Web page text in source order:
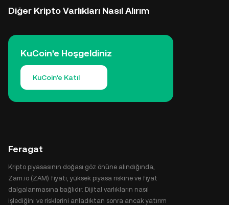
Diğer Kripto Varlıkları Nasıl Alırım
KuCoin'e Hoşgeldiniz
KuCoin'e Katıl
Feragat
Kripto piyasasının doğası göz önüne alındığında,
Zam.io (ZAM) fiyatı, yüksek piyasa riskine ve fiyat
dalgalanmasına bağlıdır. Dijital varlıkların nasıl
işlediğini ve risklerini anladıktan sonra ancak yatırım